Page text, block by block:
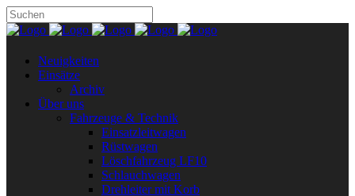
Neuigkeiten
Einsätze
Archiv
Über uns
Fahrzeuge & Technik
Einsatzleitwagen
Rüstwagen
Löschfahrzeug LF10
Schlauchwagen
Drehleiter mit Korb